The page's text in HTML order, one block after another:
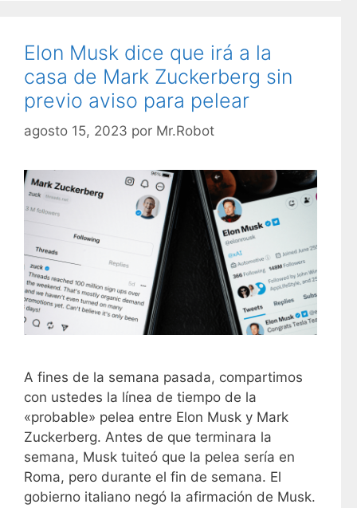
o
r
í
s
Elon Musk dice que irá a la
casa de Mark Zuckerberg sin
previo aviso para pelear
agosto 15, 2023 por Mr.Robot
A fines de la semana pasada, compartimos
con ustedes la línea de tiempo de la
«probable» pelea entre Elon Musk y Mark
Zuckerberg. Antes de que terminara la
semana, Musk tuiteó que la pelea sería en
Roma, pero durante el fin de semana. El
gobierno italiano negó la afirmación de Musk.